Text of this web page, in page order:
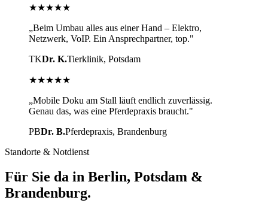
★★★★★
„Beim Umbau alles aus einer Hand – Elektro,
Netzwerk, VoIP. Ein Ansprechpartner, top."
TKDr. K.Tierklinik, Potsdam
★★★★★
„Mobile Doku am Stall läuft endlich zuverlässig.
Genau das, was eine Pferdepraxis braucht."
PBDr. B.Pferdepraxis, Brandenburg
Standorte & Notdienst
Für Sie da in Berlin, Potsdam &
Brandenburg.